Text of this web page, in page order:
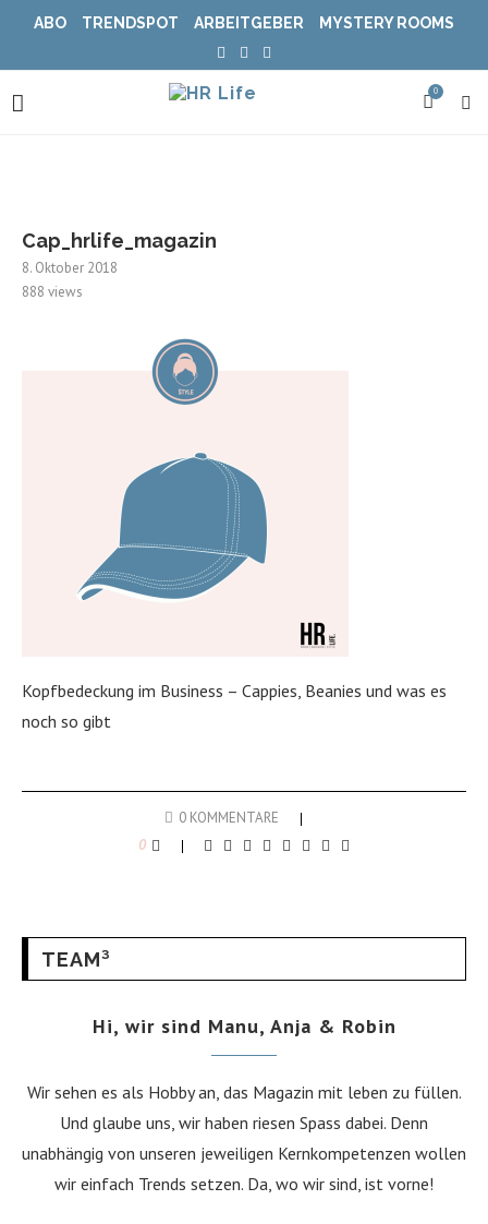
ABO TRENDSPOT ARBEITGEBER MYSTERY ROOMS
0
Cap_hrlife_magazin
8. Oktober 2018
888 views
Kopfbedeckung im Business – Cappies, Beanies und was es
noch so gibt
0 KOMMENTARE
0
TEAM³
Hi, wir sind Manu, Anja & Robin
Wir sehen es als Hobby an, das Magazin mit leben zu füllen.
Und glaube uns, wir haben riesen Spass dabei. Denn
unabhängig von unseren jeweiligen Kernkompetenzen wollen
wir einfach Trends setzen. Da, wo wir sind, ist vorne!